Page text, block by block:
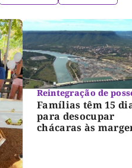
Reintegração de
Famílias têm 15
para desocupar
chácaras às